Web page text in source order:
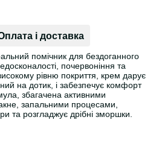
і доставка
помічник для бездоганного
почервоніння та
рівню покриття, крем дарує
на дотик, і забезпечує комфорт
збагачена активними
запальними процесами,
та розгладжує дрібні зморшки.